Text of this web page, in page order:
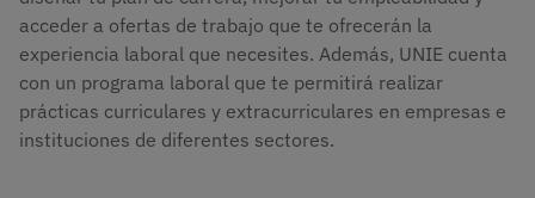
acceder a ofertas de trabajo que te ofrecerán la
experiencia laboral que necesites. Además, UNIE cuenta
con un programa laboral que te permitirá realizar
prácticas curriculares y extracurriculares en empresas e
instituciones de diferentes sectores.